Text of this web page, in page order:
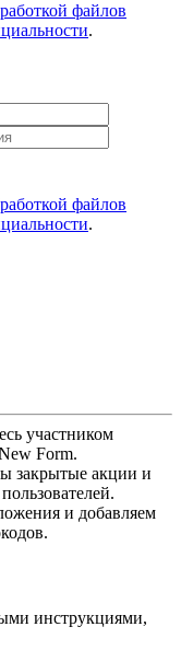
файлов
.
файлов
.
участником
Form.
закрытые акции и
и добавляем
инструкциями,